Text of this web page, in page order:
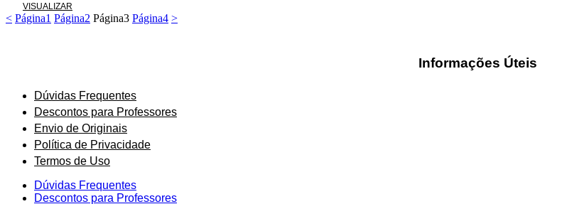
VISUALIZAR
< Página1 Página2 Página3 Página4 >
Informações Úteis
Dúvidas Frequentes
Descontos para Professores
Envio de Originais
Política de Privacidade
Termos de Uso
Dúvidas Frequentes
Descontos para Professores